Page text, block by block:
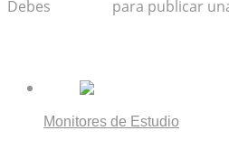
Debes para publicar
Monitores de Estudio